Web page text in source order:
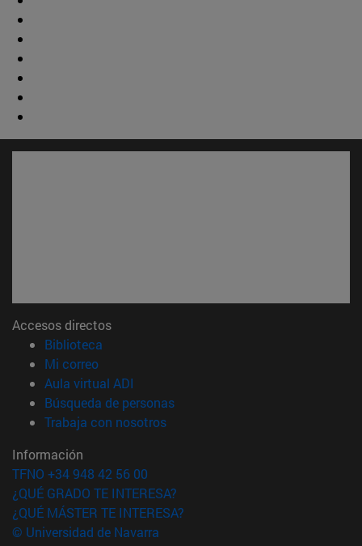
Accesos directos
Biblioteca
Mi correo(abre en nueva ventana)
Aula virtual ADI
Búsqueda de personas(abre en nueva ventana)
Trabaja con nosotros(abre en nueva ventana)
Información
TFNO +34 948 42 56 00
¿QUÉ GRADO TE INTERESA?
¿QUÉ MÁSTER TE INTERESA?
© Universidad de Navarra